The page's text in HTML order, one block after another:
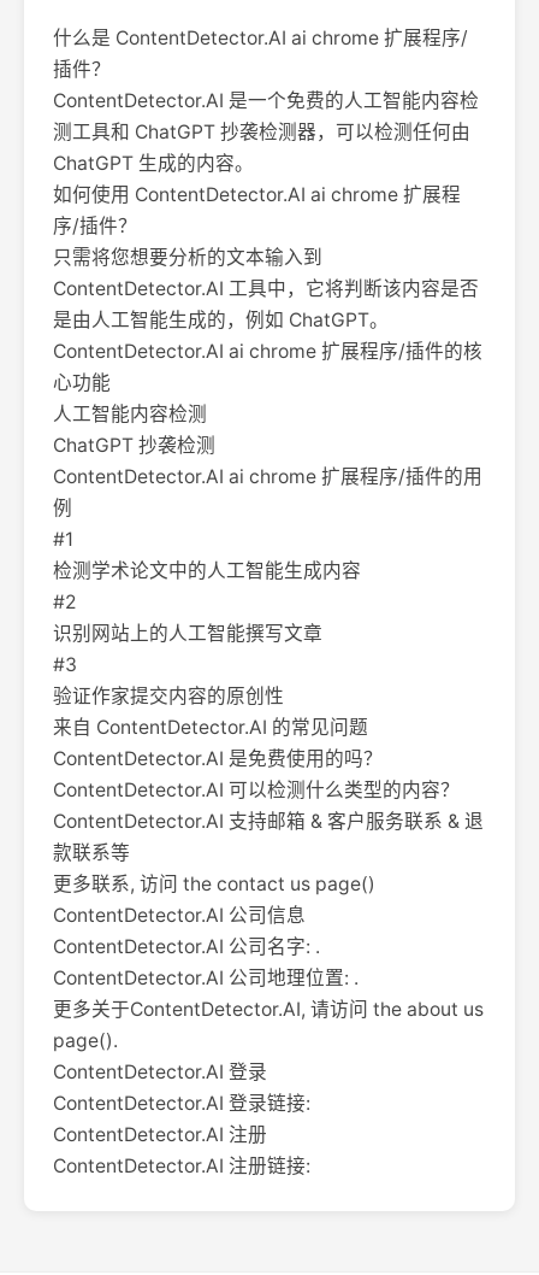
什么是 ContentDetector.AI ai chrome 扩展程序/
插件？
ContentDetector.AI 是一个免费的人工智能内容检
测工具和 ChatGPT 抄袭检测器，可以检测任何由
ChatGPT 生成的内容。
如何使用 ContentDetector.AI ai chrome 扩展程
序/插件？
只需将您想要分析的文本输入到
ContentDetector.AI 工具中，它将判断该内容是否
是由人工智能生成的，例如 ChatGPT。
ContentDetector.AI ai chrome 扩展程序/插件的核
心功能
人工智能内容检测
ChatGPT 抄袭检测
ContentDetector.AI ai chrome 扩展程序/插件的用
例
#1
检测学术论文中的人工智能生成内容
#2
识别网站上的人工智能撰写文章
#3
验证作家提交内容的原创性
来自 ContentDetector.AI 的常见问题
ContentDetector.AI 是免费使用的吗？
ContentDetector.AI 可以检测什么类型的内容？
ContentDetector.AI 支持邮箱 & 客户服务联系 & 退
款联系等
更多联系, 访问 the contact us page()
ContentDetector.AI 公司信息
ContentDetector.AI 公司名字: .
ContentDetector.AI 公司地理位置: .
更多关于ContentDetector.AI, 请访问 the about us
page().
ContentDetector.AI 登录
ContentDetector.AI 登录链接:
ContentDetector.AI 注册
ContentDetector.AI 注册链接: